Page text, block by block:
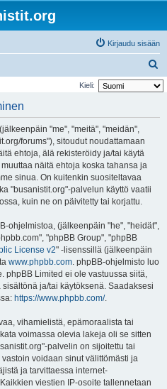
Kirjaudu sisään
t
Kieli:
"me", "meitä", "meidän",
forums"), sitoudut noudattamaan
ehtoja, älä rekisteröidy ja/tai käytä
näitä ehtoja koska tahansa ja
sinua. On kuitenkin suositeltavaa
"busanistit.org"-palvelun käyttö vaatii
kuin ne on päivitetty tai korjattu.
ohjelmistoa, (jälkeenpäin "he", "heidät",
"phpBB Group", "phpBB
License v2" -lisenssillä (jälkeenpäin
www.phpbb.com. phpBB-ohjelmisto luo
phpBB Limited ei ole vastuussa siitä,
ja/tai käytöksenä. Saadaksesi
https://www.phpbb.com/.
vihamielistä, epämoraalista tai
voimassa olevia lakeja oli se sitten
palvelin on sijoitettu tai
voidaan sinut välittömästi ja
ja tarvittaessa internet-
viestien IP-osoite tallennetaan